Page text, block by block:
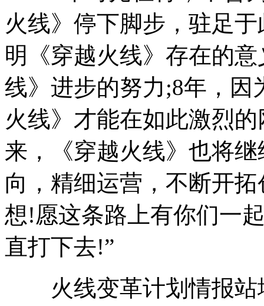
火线》停下脚步，驻足
明《穿越火线》存在的
线》进步的努力;8年，因
火线》才能在如此激烈
来，《穿越火线》也将
向，精细运营，不断开
想!愿这条路上有你们一
直打下去!”
火线变革计划情报站